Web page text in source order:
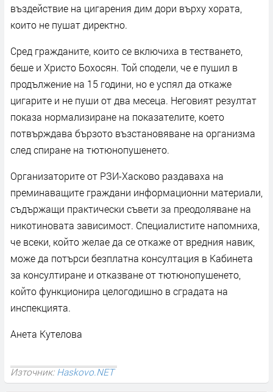
въздействие на цигарения дим дори върху хората,
които не пушат директно.
Сред гражданите, които се включиха в тестването,
беше и Христо Бохосян. Той сподели, че е пушил в
продължение на 15 години, но е успял да откаже
цигарите и не пуши от два месеца. Неговият резултат
показа нормализиране на показателите, което
потвърждава бързото възстановяване на организма
след спиране на тютюнопушенето.
Организаторите от РЗИ-Хасково раздаваха на
преминаващите граждани информационни материали,
съдържащи практически съвети за преодоляване на
никотиновата зависимост. Специалистите напомниха,
че всеки, който желае да се откаже от вредния навик,
може да потърси безплатна консултация в Кабинета
за консултиране и отказване от тютюнопушенето,
който функционира целогодишно в сградата на
инспекцията.
Анета Кутелова
Източник:Haskovo.NET